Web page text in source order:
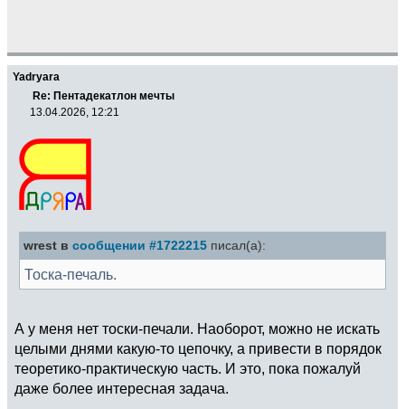
Yadryara
Re: Пентадекатлон мечты
13.04.2026, 12:21
wrest в сообщении #1722215 писал(а):
Тоска-печаль.
А у меня нет тоски-печали. Наоборот, можно не искать
целыми днями какую-то цепочку, а привести в порядок
теоретико-практическую часть. И это, пока пожалуй
даже более интересная задача.